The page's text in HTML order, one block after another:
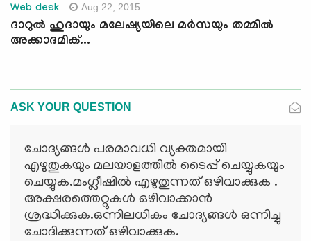
Web desk Aug 22, 2015
ദാറുല്‍ ഹുദായും മലേഷ്യയിലെ മര്‍സയും തമ്മില്‍
അക്കാദമിക്...
ASK YOUR QUESTION
ചോദ്യങ്ങള്‍ പരമാവധി വ്യക്തമായി
എഴുതുകയും മലയാളത്തില്‍ ടൈപ്പ് ചെയ്യുകയും
ചെയ്യുക.മംഗ്ലീഷില്‍ എഴുതുന്നത് ഒഴിവാക്കുക .
അക്ഷരത്തെറ്റുകള്‍ ഒഴിവാക്കാന്‍
ശ്രദ്ധിക്കുക.ഒന്നിലധികം ചോദ്യങ്ങള്‍ ഒന്നിച്ചു
ചോദിക്കുന്നത് ഒഴിവാക്കുക.